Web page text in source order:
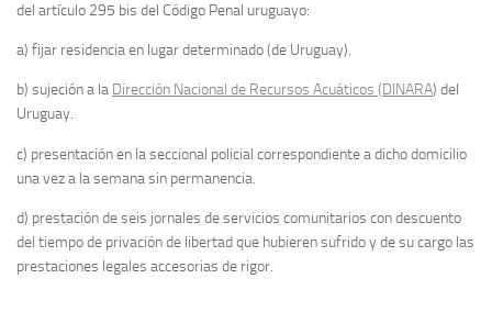
del artículo 295 bis del Código Penal uruguayo:
a) fijar residencia en lugar determinado (de Uruguay).
b) sujeción a la Dirección Nacional de Recursos Acuáticos (DINARA) del
Uruguay.
c) presentación en la seccional policial correspondiente a dicho domicilio
una vez a la semana sin permanencia.
d) prestación de seis jornales de servicios comunitarios con descuento
del tiempo de privación de libertad que hubieren sufrido y de su cargo las
prestaciones legales accesorias de rigor.